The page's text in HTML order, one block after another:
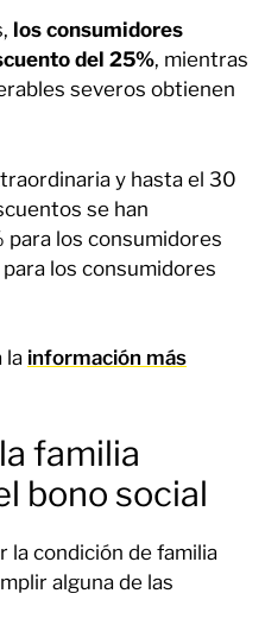
los consumidores
del 25%, mientras
severos obtienen
y hasta el 30
se han
los consumidores
los consumidores
la información más
familia
bono social
la condición de familia
alguna de las